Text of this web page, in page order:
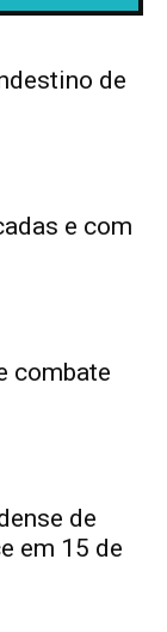
de
e com
combate
de
em 15 de